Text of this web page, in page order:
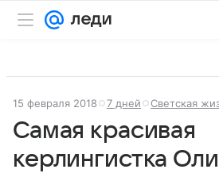
15 февраля 2018 7 дней Светская
Самая красивая
керлингистка